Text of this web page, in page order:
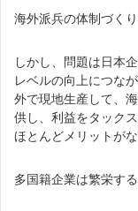
海外派兵の体制づく
しかし、問題は日本
レベルの向上につな
外で現地生産して、
供し、利益をタック
ほとんどメリットがな
多国籍企業は繁栄す